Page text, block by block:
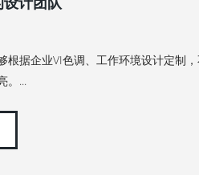
根据企业VI色调、工作环境设计定制，
。...